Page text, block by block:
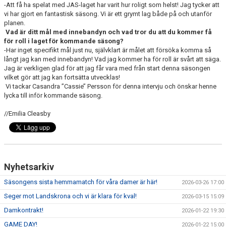
-Att få ha spelat med JAS-laget har varit hur roligt som helst! Jag tycker att
vi har gjort en fantastisk säsong. Vi är ett grymt lag både på och utanför
planen.
Vad är ditt mål med innebandyn och vad tror du att du kommer få
för roll i laget för kommande säsong?
-Har inget specifikt mål just nu, självklart är målet att försöka komma så
långt jag kan med innebandyn! Vad jag kommer ha för roll är svårt att säga.
Jag är verkligen glad för att jag får vara med från start denna säsongen
vilket gör att jag kan fortsätta utvecklas!
Vi tackar Casandra ’’Cassie’’ Persson för denna intervju och önskar henne
lycka till inför kommande säsong.
//Emilia Cleasby
Nyhetsarkiv
Säsongens sista hemmamatch för våra damer är här! 2026-03-26 17:00
Seger mot Landskrona och vi är klara för kval! 2026-03-15 15:09
Damkontrakt! 2026-01-22 19:30
GAME DAY! 2026-01-22 15:00